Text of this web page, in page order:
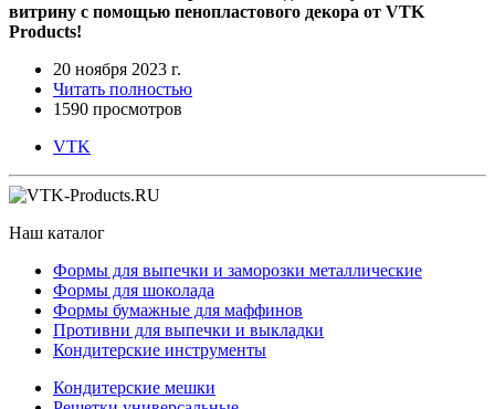
витрину с помощью пенопластового декора от VTK
Products!
20 ноября 2023 г.
Читать полностью
1590 просмотров
VTK
Наш каталог
Формы для выпечки и заморозки металлические
Формы для шоколада
Формы бумажные для маффинов
Противни для выпечки и выкладки
Кондитерские инструменты
Кондитерские мешки